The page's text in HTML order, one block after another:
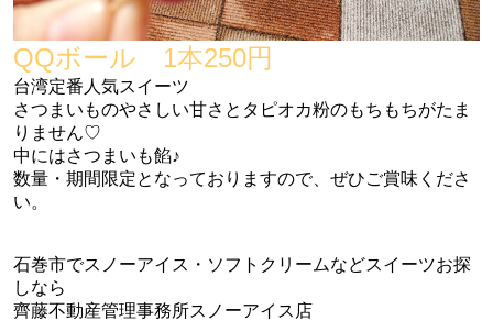
QQボール 1本250円
台湾定番人気スイーツ
さつまいものやさしい甘さとタピオカ粉のもちもちがたま
りません♡
中にはさつまいも餡♪
数量・期間限定となっておりますので、ぜひご賞味くださ
い。
石巻市でスノーアイス・ソフトクリームなどスイーツお探
しなら
齊藤不動産管理事務所スノーアイス店